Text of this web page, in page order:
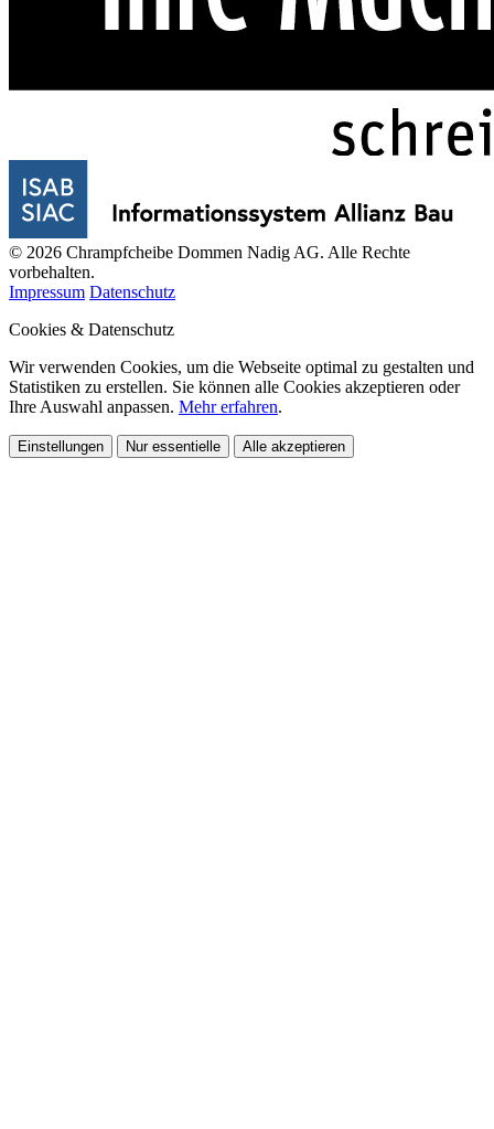
© 2026 Chrampfcheibe Dommen Nadig AG. Alle Rechte
vorbehalten.
Impressum Datenschutz
Cookies & Datenschutz
Wir verwenden Cookies, um die Webseite optimal zu gestalten und
Statistiken zu erstellen. Sie können alle Cookies akzeptieren oder
Ihre Auswahl anpassen. Mehr erfahren.
Einstellungen Nur essentielle Alle akzeptieren